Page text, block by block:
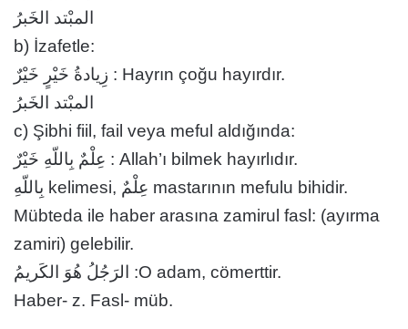
المبْتد الخَبرُ
b) İzafetle:
زِيادةُ خَيْرٍ خَيْرٌ : Hayrın çoğu hayırdır.
المبْتد الخَبرُ
c) Şibhi fiil, fail veya meful aldığında:
عِلْمٌ بِاللّهِ خَيْرٌ : Allah’ı bilmek hayırlıdır.
بِاللّهِ kelimesi, عِلْمٌ mastarının mefulu bihidir.
Mübteda ile haber arasına zamirul fasl: (ayırma
zamiri) gelebilir.
الرَجُلُ هُوَ الكَريمُ :O adam, cömerttir.
Haber- z. Fasl- müb.